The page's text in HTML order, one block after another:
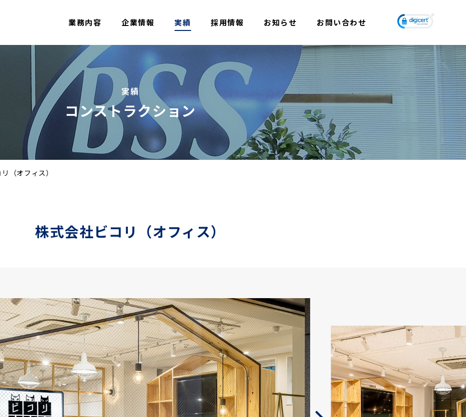
業務内容 企業情報 実績 採用情報 お知らせ お問い合わせ
実績
コンストラクション
（オフィス）
株式会社ビコリ（オフィス）